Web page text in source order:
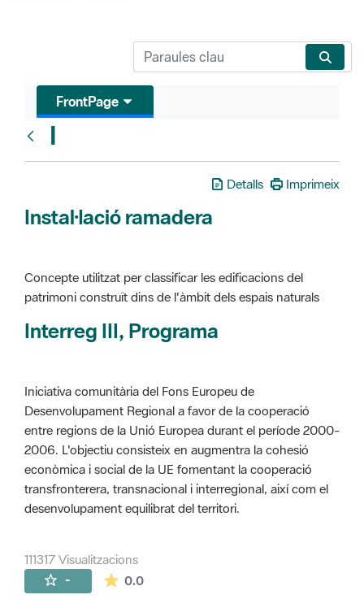
FrontPage
I
Detalls Imprimeix
Instal·lació ramadera
Concepte utilitzat per classificar les edificacions del
patrimoni construït dins de l'àmbit dels espais naturals
Interreg III, Programa
Iniciativa comunitària del Fons Europeu de
Desenvolupament Regional a favor de la cooperació
entre regions de la Unió Europea durant el període 2000-
2006. L'objectiu consisteix en augmentra la cohesió
econòmica i social de la UE fomentant la cooperació
transfronterera, transnacional i interregional, així com el
desenvolupament equilibrat del territori.
111317 Visualitzacions
- 0.0La mitjana de les valoracions és de 0